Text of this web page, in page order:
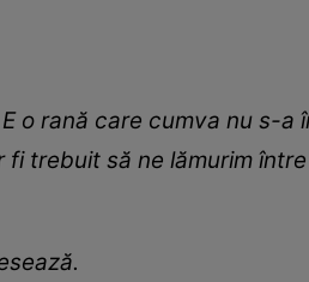
o rană care cumva nu s-a
trebuit să ne lămurim